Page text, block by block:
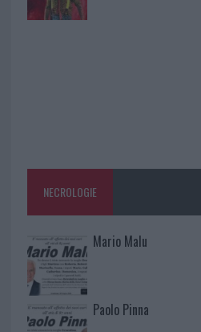
NECROLOGIE
Mario Malu
Paolo Pinna